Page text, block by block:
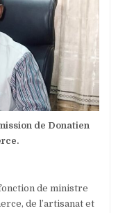
de Donatien
de ministre
de l’artisanat et